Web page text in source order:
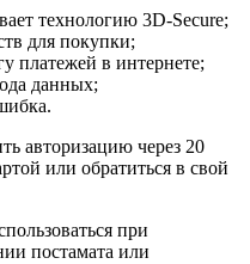
технологию 3D-Secure;
для покупки;
платежей в интернете;
данных;
авторизацию через 20
или обратиться в свой
при
постамата или